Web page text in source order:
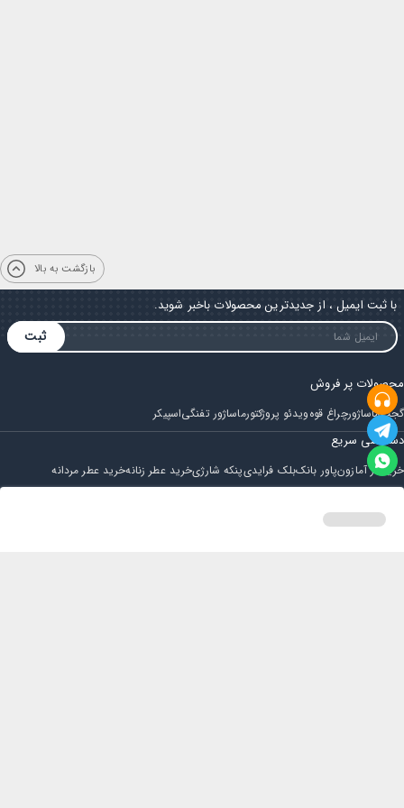
بازگشت به بالا
با ثبت ایمیل ، از جدیدترین محصولات باخبر شوید.
ثبت
محصولات پر فروش
گجتماساژورچراغ قوهویدئو پروژکتورماساژور تفنگیاسپیکر
دسترسی سریع
خرید از آمازونپاور بانکبلک فرایدیپنکه شارژیخرید عطر زنانهخرید عطر مردانه
مجله ایران باباحساب کاربری